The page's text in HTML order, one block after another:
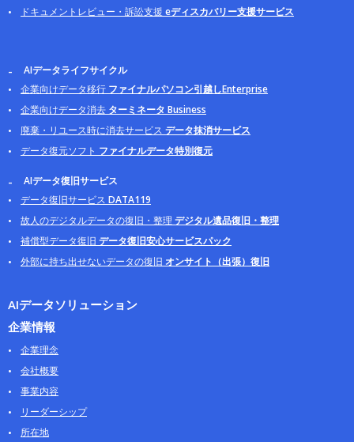
ドキュメントレビュー・訴訟支援 eディスカバリー支援サービス
AIデータライフサイクル
企業向けデータ移行 ファイナルパソコン引越しEnterprise
企業向けデータ消去 ターミネータ Business
廃棄・リユース時に消去サービス データ抹消サービス
データ復元ソフト ファイナルデータ特別復元
AIデータ復旧サービス
データ復旧サービス DATA119
故人のデジタルデータの復旧・整理 デジタル遺品復旧・整理
補償型データ復旧 データ復旧安心サービスパック
外部に持ち出せないデータの復旧 オンサイト（出張）復旧
AIデータソリューション
企業情報
企業理念
会社概要
事業内容
リーダーシップ
所在地